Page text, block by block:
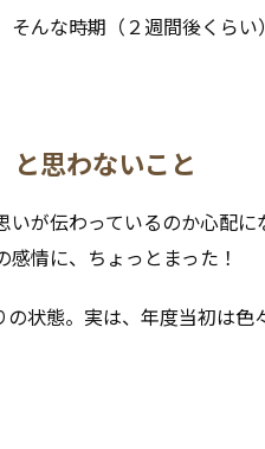
んな時期（２週間後くら
と思わないこと
が伝わっているのか心配
情に、ちょっとまった！
状態。実は、年度当初は色